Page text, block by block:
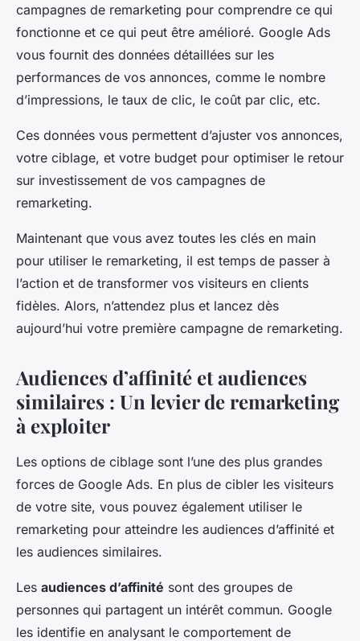
campagnes de remarketing pour comprendre ce qui
fonctionne et ce qui peut être amélioré. Google Ads
vous fournit des données détaillées sur les
performances de vos annonces, comme le nombre
d’impressions, le taux de clic, le coût par clic, etc.
Ces données vous permettent d’ajuster vos annonces,
votre ciblage, et votre budget pour optimiser le retour
sur investissement de vos campagnes de
remarketing.
Maintenant que vous avez toutes les clés en main
pour utiliser le remarketing, il est temps de passer à
l’action et de transformer vos visiteurs en clients
fidèles. Alors, n’attendez plus et lancez dès
aujourd’hui votre première campagne de remarketing.
Audiences d’affinité et audiences
similaires : Un levier de remarketing
à exploiter
Les options de ciblage sont l’une des plus grandes
forces de Google Ads. En plus de cibler les visiteurs
de votre site, vous pouvez également utiliser le
remarketing pour atteindre les audiences d’affinité et
les audiences similaires.
Les audiences d’affinité sont des groupes de
personnes qui partagent un intérêt commun. Google
les identifie en analysant le comportement de